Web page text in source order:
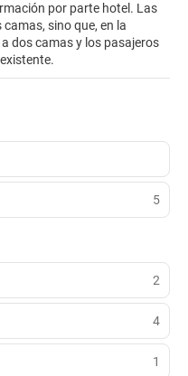
por parte hotel. Las
sino que, en la
dos camas y los pasajeros
5
2
4
1